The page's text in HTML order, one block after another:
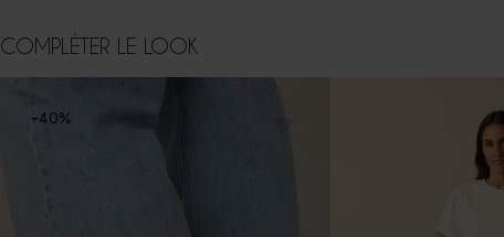
COMPLÉTER LE LOOK
-40%